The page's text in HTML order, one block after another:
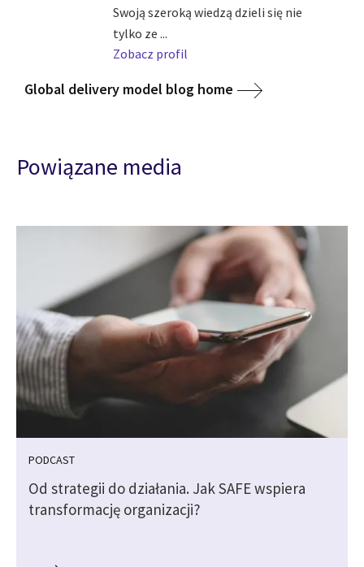
Swoją szeroką wiedzą dzieli się nie
tylko ze ...
Zobacz profil
Global delivery model blog home
Powiązane media
PODCAST
Od strategii do działania. Jak SAFE wspiera
transformację organizacji?